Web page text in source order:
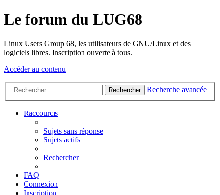
Le forum du LUG68
Linux Users Group 68, les utilisateurs de GNU/Linux et des
logiciels libres. Inscription ouverte à tous.
Accéder au contenu
Rechercher Recherche avancée
Raccourcis
Sujets sans réponse
Sujets actifs
Rechercher
FAQ
Connexion
Inscription